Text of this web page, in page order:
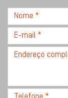
Nome
*
E-
mail
Endereço
CEP
Telefone